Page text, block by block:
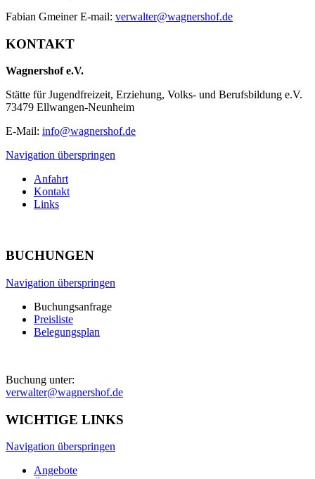
Fabian Gmeiner E-mail: verwalter@wagnershof.de
KONTAKT
Wagnershof e.V.
Stätte für Jugendfreizeit, Erziehung, Volks- und Berufsbildung e.V.
73479 Ellwangen-Neunheim
E-Mail: info@wagnershof.de
Navigation überspringen
Anfahrt
Kontakt
Links
BUCHUNGEN
Navigation überspringen
Buchungsanfrage
Preisliste
Belegungsplan
Buchung unter:
verwalter@wagnershof.de
WICHTIGE LINKS
Navigation überspringen
Angebote